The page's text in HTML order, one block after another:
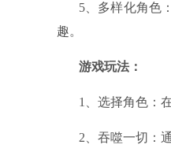
5、多样化角色
趣。
游戏玩法：
1、选择角色：
2、吞噬一切：